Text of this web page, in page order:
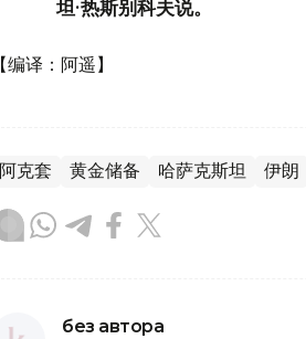
坦·热斯别科夫说。
【编译：阿遥】
阿克套 黄金储备 哈萨克斯坦 伊朗
без автора